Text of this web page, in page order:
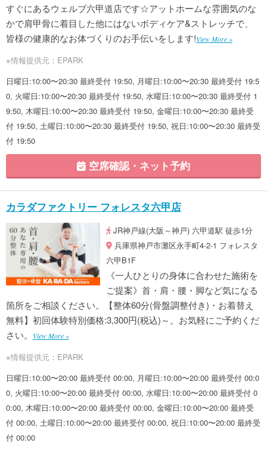
すぐにあるウェルブ六甲道店です☆アットホームな雰囲気のな
かで肩甲骨に着目した他にはないボディケア&ストレッチで、
皆様の健康的なお体づくりのお手伝いをします!View More »
※情報提供元：EPARK
日曜日:10:00〜20:30 最終受付 19:50, 月曜日:10:00〜20:30 最終受付 19:5
0, 火曜日:10:00〜20:30 最終受付 19:50, 水曜日:10:00〜20:30 最終受付 1
9:50, 木曜日:10:00〜20:30 最終受付 19:50, 金曜日:10:00〜20:30 最終受
付 19:50, 土曜日:10:00〜20:30 最終受付 19:50, 祝日:10:00〜20:30 最終受
付 19:50
空席確認・ネット予約
カラダファクトリー フォレスタ六甲店
JR神戸線(大阪～神戸) 六甲道駅 徒歩1分
兵庫県神戸市灘区永手町4-2-1 フォレスタ
六甲B1F
《一人ひとりの身体に合わせた施術を
ご提案》首・肩・腰・脚など気になる
箇所をご相談ください。【整体60分(骨盤調整付き)・お着替え
無料】初回体験特別価格:3,300円(税込)～。お気軽にご予約くだ
さい。
View More »
※情報提供元：EPARK
日曜日:10:00〜20:00 最終受付 00:00, 月曜日:10:00〜20:00 最終受付 00:0
0, 火曜日:10:00〜20:00 最終受付 00:00, 水曜日:10:00〜20:00 最終受付 0
0:00, 木曜日:10:00〜20:00 最終受付 00:00, 金曜日:10:00〜20:00 最終受
付 00:00, 土曜日:10:00〜20:00 最終受付 00:00, 祝日:10:00〜20:00 最終受
付 00:00